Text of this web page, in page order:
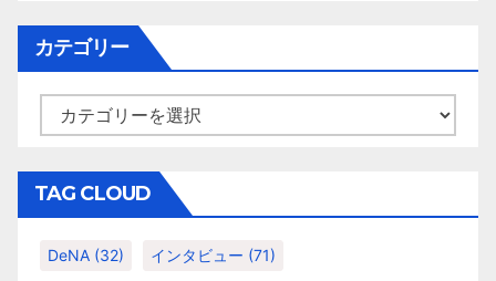
ー
シ
ョ
ン
イ
ブ
カテゴリー
テ
リ
ー
TAG CLOUD
DeNA (32) インタビュー (71)